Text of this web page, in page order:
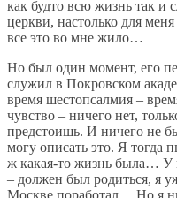
как будто всю жизнь так и
церкви, настолько для
все это во мне жило…
Но был один момент, его
служил в Покровском
время шестопсалмия –
чувство – ничего нет,
предстоишь. И ничего не
могу описать это. Я тогда
ж какая-то жизнь была… У
– должен был родиться, я
Москве поработал… Но я